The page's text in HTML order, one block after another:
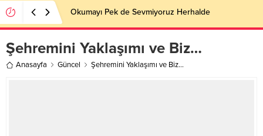
Okumayı Pek de Sevmiyoruz Herhalde
Şehremini Yaklaşımı ve Biz…
Anasayfa Güncel Şehremini Yaklaşımı ve Biz…